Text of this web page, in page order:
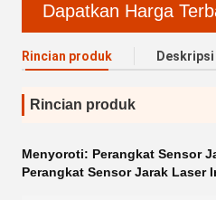
Dapatkan Harga
Rincian produk
Rincian produk
Menyoroti: Perangkat Sensor
Perangkat Sensor Jarak Laser